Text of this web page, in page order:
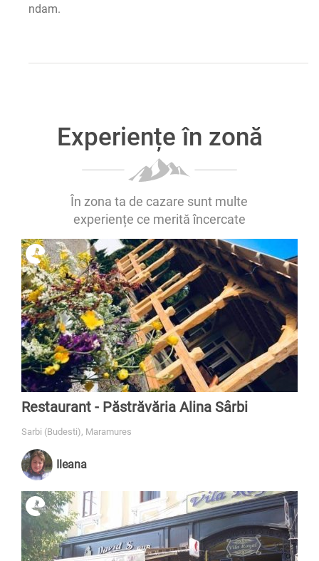
ndam.
Experiențe în zonă
În zona ta de cazare sunt multe
experiențe ce merită încercate
Restaurant - Păstrăvăria Alina Sârbi
Sarbi (Budesti), Maramures
Ileana